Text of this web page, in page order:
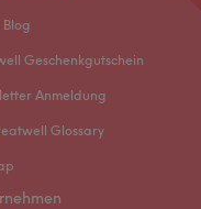
Blog
Geschenkgutschein
Anmeldung
Glossary